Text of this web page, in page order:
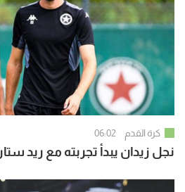
كرة القدم 06:02
نجل زيدان يبدأ تجربته مع ريد ستار